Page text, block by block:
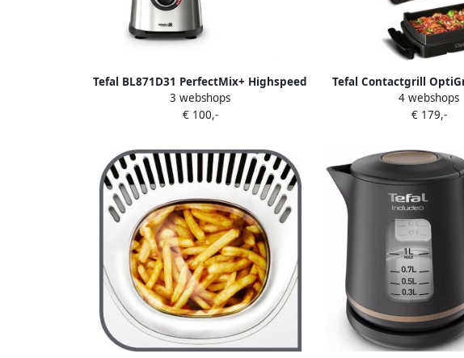
Tefal BL871D31 PerfectMix+ Highspeed
Blender Grijs
3 webshops
€ 100,-
Tefal Contactgrill
bakplaat handmatige
temperaturen 9
gc724d
4 webshops
€ 179,-